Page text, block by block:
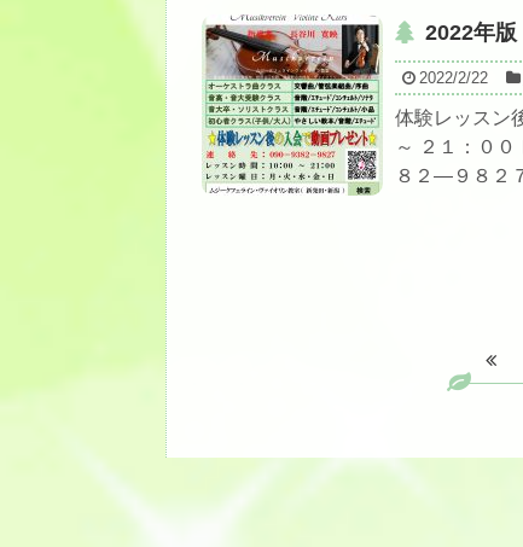
2022年
2022/2/22
体験レッスン
～ ２１：０
８２―９８２